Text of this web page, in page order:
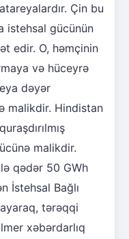
Çin bu
istehsal gücünün
edir. O, həmçinin
və hüceyrə
dəyər
malikdir. Hindistan
malikdir.
qədər 50 GWh
İstehsal Bağlı
tərəqqi
xəbərdarlıq